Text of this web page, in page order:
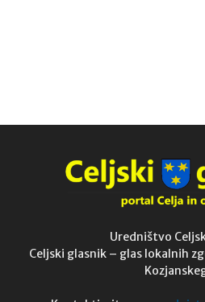
Uredništvo
Celjski glasnik – glas lokalnih